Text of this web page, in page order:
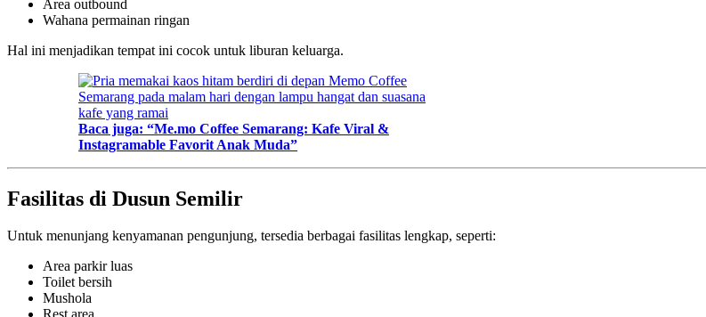
Area outbound
Wahana permainan ringan
Hal ini menjadikan tempat ini cocok untuk liburan keluarga.
Baca juga: “Me.mo Coffee Semarang: Kafe Viral &
Instagramable Favorit Anak Muda”
Fasilitas di Dusun Semilir
Untuk menunjang kenyamanan pengunjung, tersedia berbagai fasilitas lengkap, seperti:
Area parkir luas
Toilet bersih
Mushola